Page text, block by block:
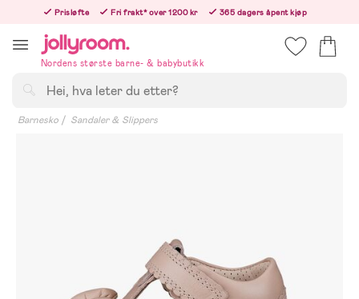
innehållet
Prisløfte Fri frakt* over 1200 kr
365 dagers åpent kjøp
Nordens største barne- & babybutikk
Barnesko Sandaler & Slippers